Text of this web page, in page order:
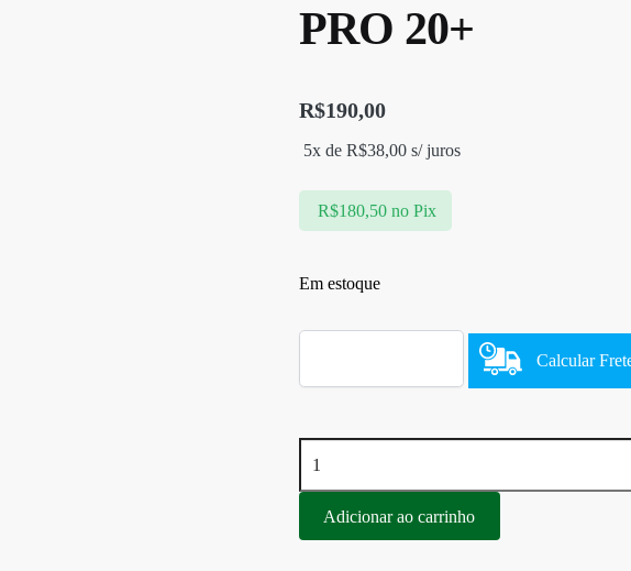
PRO 20+
R$190,00
5x de R$38,00s/ juros
R$180,50 no Pix
Em estoque
Calcular
Scam
Adicionar ao carrinho